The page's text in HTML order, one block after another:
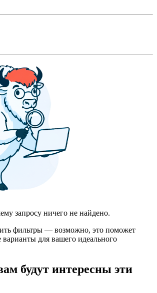
запросу ничего не найдено.
фильтры — возможно, это поможет
для вашего идеального
будут интересны эти